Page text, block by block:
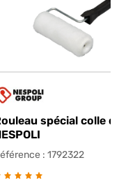
spécial colle
: 1792322